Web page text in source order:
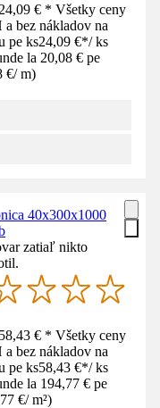
€ * Všetky ceny
a bez nákladov na
pe ks24,09 €*/ ks
la 20,08 € pe
€/ m)
40x300x1000
zatiaľ nikto
€ * Všetky ceny
a bez nákladov na
pe ks58,43 €*/ ks
la 194,77 € pe
€/ m²)